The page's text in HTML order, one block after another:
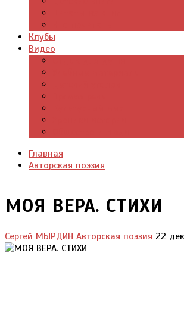
Клубы
Видео
Главная
Авторская поэзия
МОЯ ВЕРА. СТИХИ
Сергей МЫРДИН Авторская поэзия 22